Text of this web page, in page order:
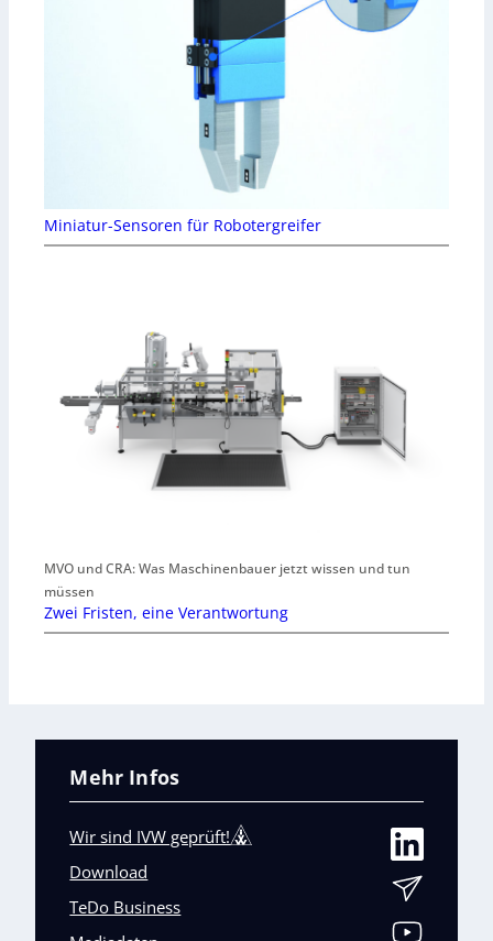
Miniatur-Sensoren für Robotergreifer
MVO und CRA: Was Maschinenbauer jetzt wissen und tun
müssen
Zwei Fristen, eine Verantwortung
Mehr Infos
Wir sind IVW geprüft!
Download
TeDo Business